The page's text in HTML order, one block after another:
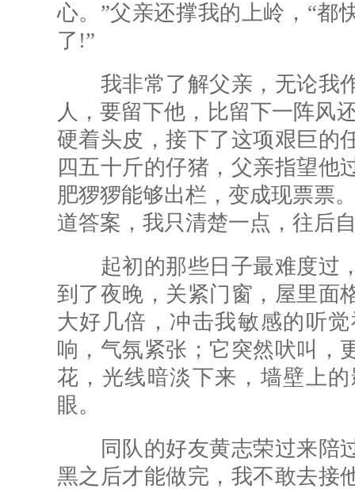
心。”父亲还撑我的上岭，“都
了!”
我非常了解父亲，无论我
人，要留下他，比留下一阵风
硬着头皮，接下了这项艰巨的
四五十斤的仔猪，父亲指望他
肥猡猡能够出栏，变成现票票
道答案，我只清楚一点，往后
起初的那些日子最难度过
到了夜晚，关紧门窗，屋里面
大好几倍，冲击我敏感的听
响，气氛紧张；它突然吠叫，
花，光线暗淡下来，墙壁上
眼。
同队的好友黄志荣过来陪
黑之后才能做完，我不敢去接